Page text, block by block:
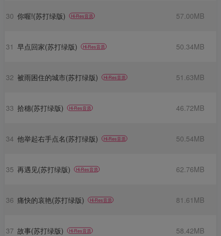
30 你喔!(苏打绿版) Hi-Res音质 57.00MB
31 早点回家(苏打绿版) Hi-Res音质 50.34MB
32 被雨困住的城市(苏打绿版) Hi-Res音质 51.63MB
33 拾穗(苏打绿版) Hi-Res音质 46.72MB
34 他举起右手点名(苏打绿版) Hi-Res音质 50.54MB
35 再遇见(苏打绿版) Hi-Res音质 62.76MB
36 痛快的哀艳(苏打绿版) Hi-Res音质 81.61MB
37 故事(苏打绿版) Hi-Res音质 58.42MB